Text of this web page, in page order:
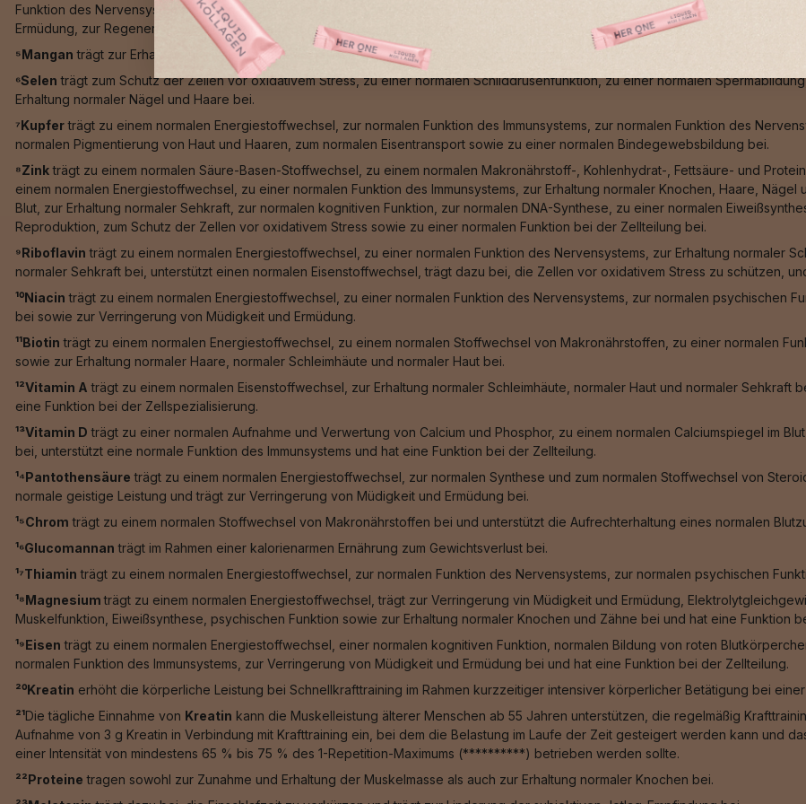
Funktion des Nervensystems, einer normalen psychischen Funktion, einer normalen Funktion des Immunsystems, zum Schutz der
Ermüdung, zur Regeneration der reduzierten Form von Vitamin E sowie zur Erhöhung der Eisenaufnahme bei.
⁵Mangan trägt zur Erhaltung normaler Knochen, zu einer normalen Bindegewebsbildung, zum Schutz der Zellen vor oxidativem
⁶Selen trägt zum Schutz der Zellen vor oxidativem Stress, zu einer normalen Schilddrüsenfunktion, zu einer normalen
Erhaltung normaler Nägel und Haare bei.
⁷Kupferträgt zu einem normalen Energiestoffwechsel, zur normalen Funktion des Immunsystems, zur normalen Funktion des
normalen Pigmentierung von Haut und Haaren, zum normalen Eisentransport sowie zu einer normalen Bindegewebsbildung bei.
⁸Zinkträgt zu einem normalen Säure-Basen-Stoffwechsel, zu einem normalen Makronährstoff-, Kohlenhydrat-, Fettsäure- und
einem normalen Energiestoffwechsel, zu einer normalen Funktion des Immunsystems, zur Erhaltung normaler Knochen, Haare,
Blut, zur Erhaltung normaler Sehkraft, zur normalen kognitiven Funktion, zur normalen DNA-Synthese, zu einer normalen
Reproduktion, zum Schutz der Zellen vor oxidativem Stress sowie zu einer normalen Funktion bei der Zellteilung bei.
⁹Riboflavin trägt zu einem normalen Energiestoffwechsel, zu einer normalen Funktion des Nervensystems, zur Erhaltung normaler
normaler Sehkraft bei, unterstützt einen normalen Eisenstoffwechsel, trägt dazu bei, die Zellen vor oxidativem Stress zu schützen,
¹⁰Niacin trägt zu einem normalen Energiestoffwechsel, zu einer normalen Funktion des Nervensystems, zur normalen psychischen
bei sowie zur Verringerung von Müdigkeit und Ermüdung.
¹¹Biotin trägt zu einem normalen Energiestoffwechsel, zu einem normalen Stoffwechsel von Makronährstoffen, zu einer normalen
sowie zur Erhaltung normaler Haare, normaler Schleimhäute und normaler Haut bei.
¹²Vitamin A trägt zu einem normalen Eisenstoffwechsel, zur Erhaltung normaler Schleimhäute, normaler Haut und normaler Sehkraft
eine Funktion bei der Zellspezialisierung.
¹³Vitamin D trägt zu einer normalen Aufnahme und Verwertung von Calcium und Phosphor, zu einem normalen Calciumspiegel im
bei, unterstützt eine normale Funktion des Immunsystems und hat eine Funktion bei der Zellteilung.
¹⁴Pantothensäure trägt zu einem normalen Energiestoffwechsel, zur normalen Synthese und zum normalen Stoffwechsel von
normale geistige Leistung und trägt zur Verringerung von Müdigkeit und Ermüdung bei.
¹⁵Chrom trägt zu einem normalen Stoffwechsel von Makronährstoffen bei und unterstützt die Aufrechterhaltung eines normalen
¹⁶Glucomannan trägt im Rahmen einer kalorienarmen Ernährung zum Gewichtsverlust bei.
¹⁷Thiamin trägt zu einem normalen Energiestoffwechsel, zur normalen Funktion des Nervensystems, zur normalen psychischen
¹⁸Magnesiumträgt zu einem normalen Energiestoffwechsel, trägt zur Verringerung vin Müdigkeit und Ermüdung,
Muskelfunktion, Eiweißsynthese, psychischen Funktion sowie zur Erhaltung normaler Knochen und Zähne bei und hat eine Funktion
¹⁹Eisen trägt zu einem normalen Energiestoffwechsel, einer normalen kognitiven Funktion, normalen Bildung von roten
normalen Funktion des Immunsystems, zur Verringerung von Müdigkeit und Ermüdung bei und hat eine Funktion bei der Zellteilung.
²⁰Kreatin erhöht die körperliche Leistung bei Schnellkrafttraining im Rahmen kurzzeitiger intensiver körperlicher Betätigung bei
²¹Die tägliche Einnahme von Kreatin kann die Muskelleistung älterer Menschen ab 55 Jahren unterstützen, die regelmäßig
Aufnahme von 3 g Kreatin in Verbindung mit Krafttraining ein, bei dem die Belastung im Laufe der Zeit gesteigert werden kann und
einer Intensität von mindestens 65 % bis 75 % des 1-Repetition-Maximums (**********) betrieben werden sollte.
²²Proteine tragen sowohl zur Zunahme und Erhaltung der Muskelmasse als auch zur Erhaltung normaler Knochen bei.